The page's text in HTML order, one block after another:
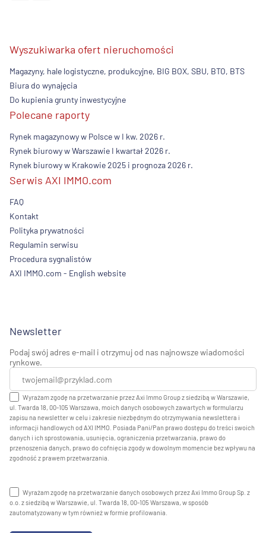
Wyszukiwarka ofert nieruchomości
Magazyny, hale logistyczne, produkcyjne, BIG BOX, SBU, BTO, BTS
Biura do wynajęcia
Do kupienia grunty inwestycyjne
Polecane raporty
Rynek magazynowy w Polsce w I kw. 2026 r.
Rynek biurowy w Warszawie I kwartał 2026 r.
Rynek biurowy w Krakowie 2025 i prognoza 2026 r.
Serwis AXI IMMO.com
FAQ
Kontakt
Polityka prywatności
Regulamin serwisu
Procedura sygnalistów
AXI IMMO.com - English website
Newsletter
Podaj swój adres e-mail i otrzymuj od nas najnowsze wiadomości
rynkowe.
Wyrażam zgodę na przetwarzanie przez Axi Immo Group z siedzibą w Warszawie,
ul. Twarda 18, 00-105 Warszawa, moich danych osobowych zawartych w formularzu
zapisu na newsletter w celu i zakresie niezbędnym do otrzymywania newslettera i
informacji handlowych od AXI IMMO. Posiada Pani/Pan prawo dostępu do treści swoich
danych i ich sprostowania, usunięcia, ograniczenia przetwarzania, prawo do
przenoszenia danych, prawo do cofnięcia zgody w dowolnym momencie bez wpływu na
zgodność z prawem przetwarzania.
Wyrażam zgodę na przetwarzanie danych osobowych przez Axi Immo Group Sp. z
o.o. z siedzibą w Warszawie, ul. Twarda 18, 00-105 Warszawa, w sposób
zautomatyzowany w tym również w formie profilowania.